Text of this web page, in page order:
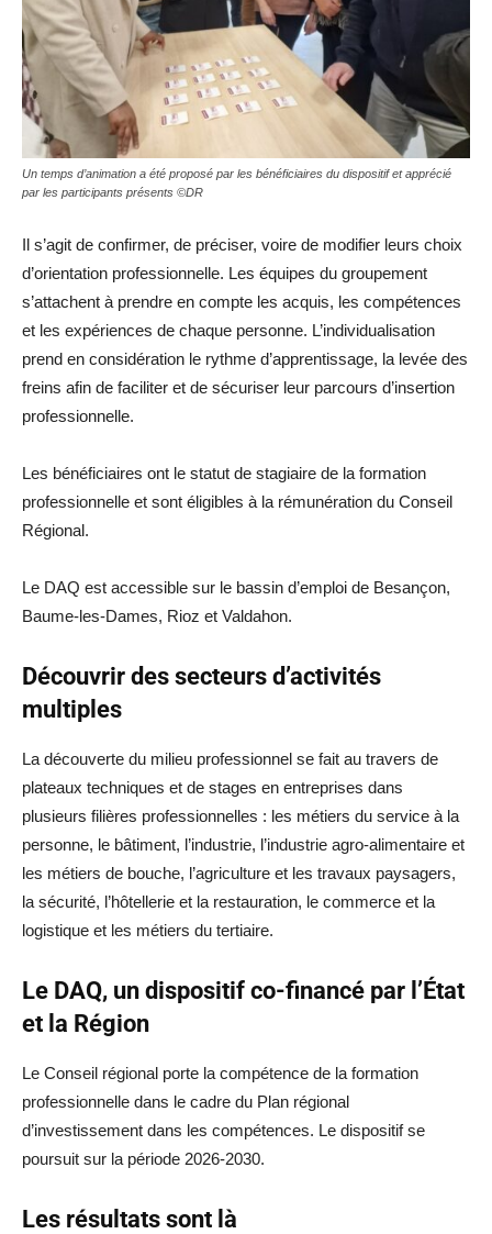
Un temps d’animation a été proposé par les bénéficiaires du dispositif et apprécié
par les participants présents ©DR
Il s’agit de confirmer, de préciser, voire de modifier leurs choix
d’orientation professionnelle. Les équipes du groupement
s’attachent à prendre en compte les acquis, les compétences
et les expériences de chaque personne. L’individualisation
prend en considération le rythme d’apprentissage, la levée des
freins afin de faciliter et de sécuriser leur parcours d’insertion
professionnelle.
Les bénéficiaires ont le statut de stagiaire de la formation
professionnelle et sont éligibles à la rémunération du Conseil
Régional.
Le DAQ est accessible sur le bassin d’emploi de Besançon,
Baume-les-Dames, Rioz et Valdahon.
Découvrir des secteurs d’activités
multiples
La découverte du milieu professionnel se fait au travers de
plateaux techniques et de stages en entreprises dans
plusieurs filières professionnelles : les métiers du service à la
personne, le bâtiment, l’industrie, l’industrie agro-alimentaire et
les métiers de bouche, l’agriculture et les travaux paysagers,
la sécurité, l’hôtellerie et la restauration, le commerce et la
logistique et les métiers du tertiaire.
Le DAQ, un dispositif co-financé par l’État
et la Région
Le Conseil régional porte la compétence de la formation
professionnelle dans le cadre du Plan régional
d’investissement dans les compétences. Le dispositif se
poursuit sur la période 2026-2030.
Les résultats sont là